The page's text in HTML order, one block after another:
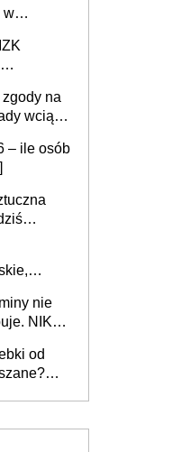
w
na
wciąż
– ile osób
nie
NIK
od